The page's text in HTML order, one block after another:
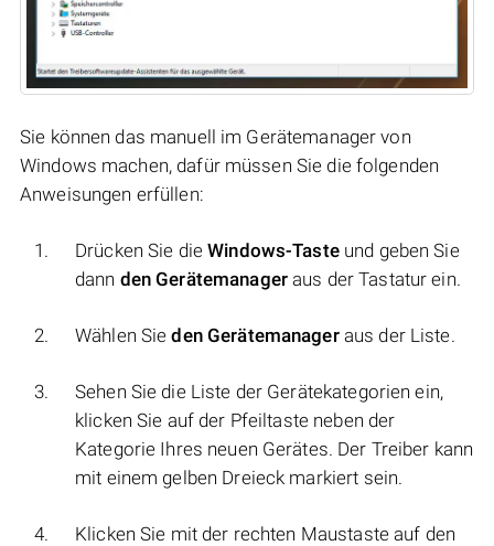
Sie können das manuell im Gerätemanager von
Windows machen, dafür müssen Sie die folgenden
Anweisungen erfüllen:
Drücken Sie dieWindows-Tasteund geben Sie
dann den Gerätemanageraus der Tastatur ein.
Wählen Sieden Gerätemanageraus der Liste.
Sehen Sie die Liste der Gerätekategorien ein,
klicken Sie auf der Pfeiltaste neben der
Kategorie Ihres neuen Gerätes. Der Treiber kann
mit einem gelben Dreieck markiert sein.
Klicken Sie mit der rechten Maustaste auf den